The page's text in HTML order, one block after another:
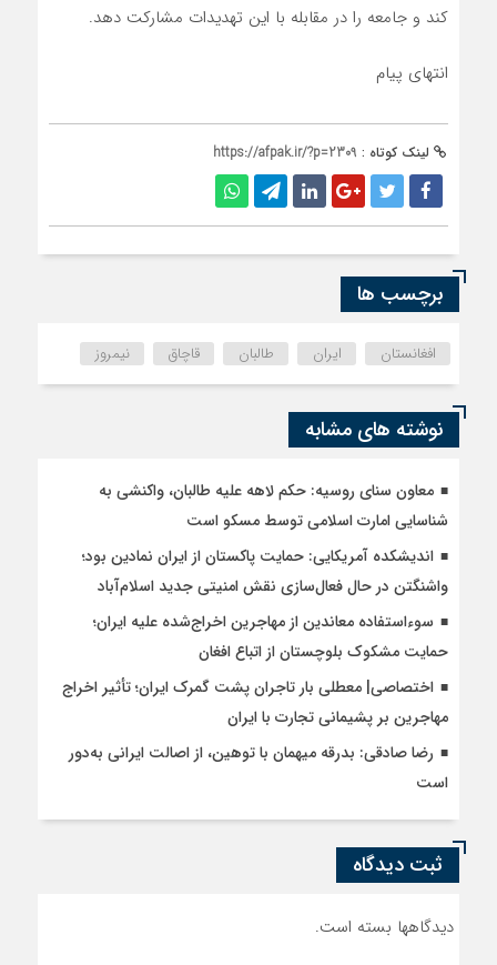
کند و جامعه را در مقابله با این تهدیدات مشارکت دهد.
انتهای پیام
لینک کوتاه : https://afpak.ir/?p=2309
برچسب ها
افغانستان ایران طالبان قاچاق نیمروز
نوشته های مشابه
معاون سنای روسیه: حکم لاهه علیه طالبان، واکنشی به
شناسایی امارت اسلامی توسط مسکو است
اندیشکده آمریکایی: حمایت پاکستان از ایران نمادین بود؛
واشنگتن در حال فعال‌سازی نقش امنیتی جدید اسلام‌آباد
سوءاستفاده معاندین از مهاجرین اخراج‌شده علیه ایران؛
حمایت مشکوک بلوچستان از اتباع افغان
اختصاصی| معطلی بار تاجران پشت گمرک ایران؛ تأثیر اخراج
مهاجرین بر پشیمانی تجارت با ایران
رضا صادقی: بدرقه میهمان با توهین، از اصالت ایرانی به‌دور
است
ثبت دیدگاه
دیدگاهها بسته است.